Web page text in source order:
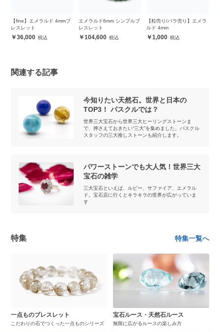
【fine】エメラルド 4mmブ
レスレット
36,000
エメラルド6mm シンプルブ
レスレット
104,600
【粒売り/バラ売り】エメラ
ルド 4mm
1,000
関連する記事
今知りたい天然石。世界と日本の
TOP3！ パスクルでは？
世界三大宝石から世界三大ヒーリングストーンま
で、押さえておきたい“三大”を集めました。パスクル
スタッフの三大推しストーンも紹介します。
パワーストーンでも大人気！世界三大
宝石の雑学
三大宝石といえば、ルビー、サファイア、エメラル
ド。宝石店に行くとキラキラの世界が広がっていま
す
特集 特集一覧へ
一点ものブレスレット
こだわりの石でつくった一点ものシリーズ
宝石ルース・天然石ルース
無限に広がるルースの楽しみ方